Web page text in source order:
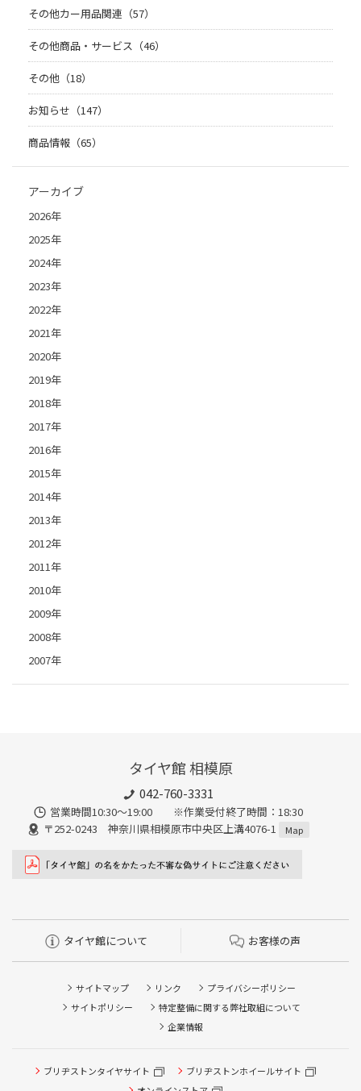
その他カー用品関連（57）
その他商品・サービス（46）
その他（18）
お知らせ（147）
商品情報（65）
アーカイブ
2026年
2025年
2024年
2023年
2022年
2021年
2020年
2019年
2018年
2017年
2016年
2015年
2014年
2013年
2012年
2011年
2010年
2009年
2008年
2007年
タイヤ館 相模原
042-760-3331
営業時間10:30～19:00 ※作業受付終了時間：18:30
〒252-0243 神奈川県相模原市中央区上溝4076-1
Map
タイヤ館について お客様の声
サイトマップ リンク
プライバシーポリシー
サイトポリシー
特定整備に関する弊社取組について
企業情報
ブリヂストンタイヤサイト
ブリヂストンホイールサイト
タイヤ点検・安全点検/タイヤ履き替え/オイル交換/その他
ピット作業の予約